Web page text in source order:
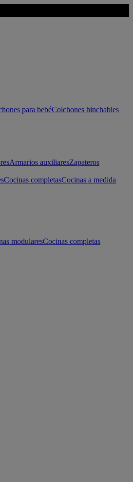
para bebéColchones hinchables
Armarios auxiliaresZapateros
Cocinas completasCocinas a medida
modularesCocinas completas